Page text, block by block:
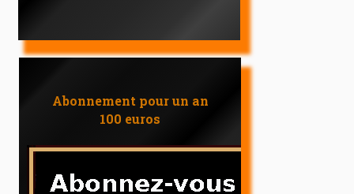
Abonnement pour un an
100 euros